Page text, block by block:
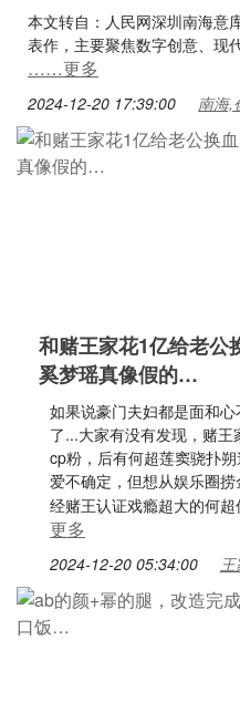
本文转自：人民网深圳南海意
表作，主要聚焦数字创意、现
……更多
2024-12-20 17:39:00 南海,
和赌王家花1亿给老公
奚梦瑶真像假的…
如果说豪门夫妇都是面和
了...大家有没有发现，赌
cp粉，后有何超莲窦骁扑
爱不确定，但想从娱乐圈
经赌王认证戏瘾超大的何
更多
2024-12-20 05:34:00